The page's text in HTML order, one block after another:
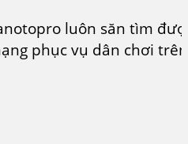
luôn săn tìm
phục vụ dân chơi